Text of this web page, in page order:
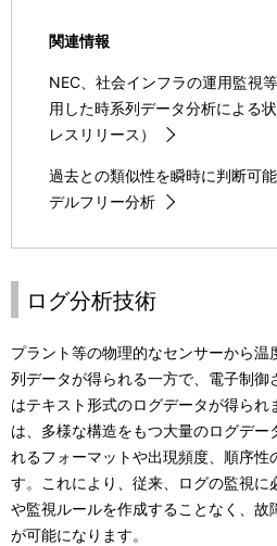
関連情報
NEC、社会インフラの運用監視
用した時系列データ分析による
レスリリース）
過去との類似性を瞬時に判断可
デルフリー分析
ログ分析技術
プラント等の物理的なセンサーから温
列データが得られる一方で、電子制御
はテキスト形式のログデータが得ら
は、多様な構造をもつ大量のログデー
れるフォーマットや出現頻度、順序性
す。これにより、従来、ログの監視に
や監視ルールを作成することなく、故
が可能になります。